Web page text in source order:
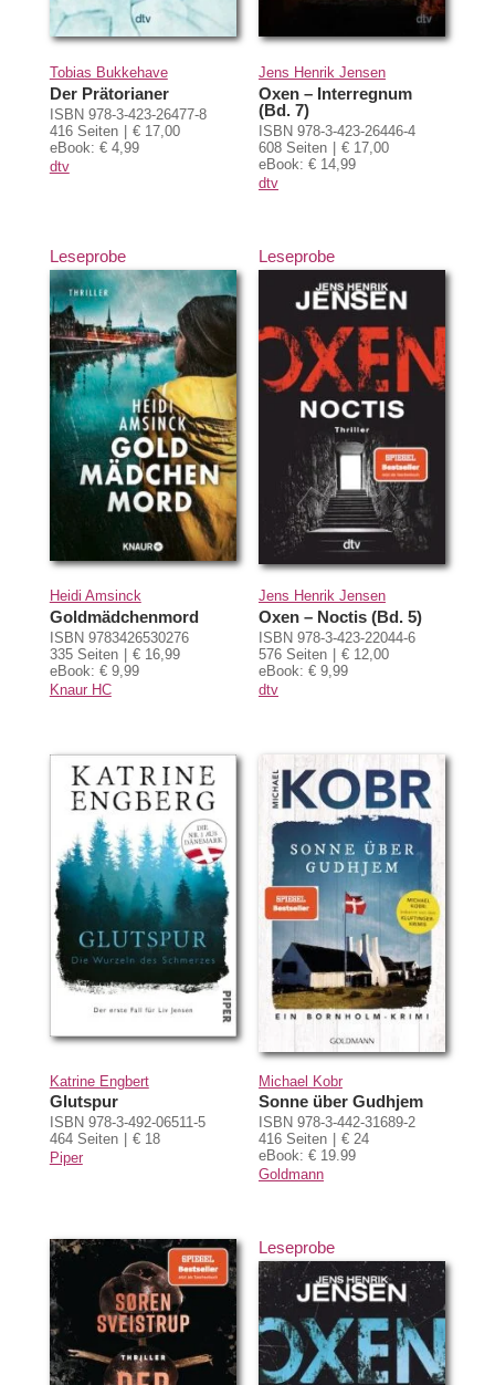
Tobias Bukkehave
Der Prätorianer
ISBN 978-3-423-26477-8
416 Seiten
€ 17,00
eBook: € 4,99
dtv
Jens Henrik Jensen
Oxen – Interregnum
(Bd. 7)
ISBN 978-3-423-26446-4
608 Seiten
€ 17,00
eBook: € 14,99
dtv
Leseprobe
Heidi Amsinck
Goldmädchenmord
ISBN 9783426530276
335 Seiten
€ 16,99
eBook: € 9,99
Knaur HC
Leseprobe
Jens Henrik Jensen
Oxen – Noctis (Bd. 5)
ISBN 978-3-423-22044-6
576 Seiten
€ 12,00
eBook: € 9,99
dtv
Katrine Engbert
Glutspur
ISBN 978-3-492-06511-5
464 Seiten
€ 18
Piper
Michael Kobr
Sonne über Gudhjem
ISBN 978-3-442-31689-2
416 Seiten
€ 24
eBook: € 19.99
Goldmann
Leseprobe